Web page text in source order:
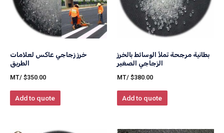
بطانية مرجحة تملأ الوسائط بالخرز
الزجاجي الصغير
$380.00
/MT
Add to quote
خرز زجاجي عاكس لعلامات
الطريق
$350.00
/MT
Add to quote